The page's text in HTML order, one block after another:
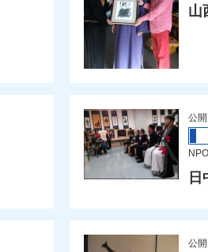
山
公
公